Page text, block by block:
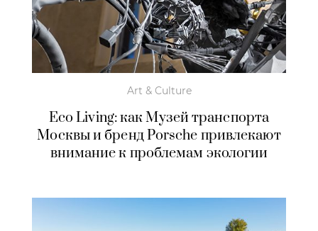
Art & Culture
Eco Living: как Музей транспорта
Москвы и бренд Porsche привлекают
внимание к проблемам экологии